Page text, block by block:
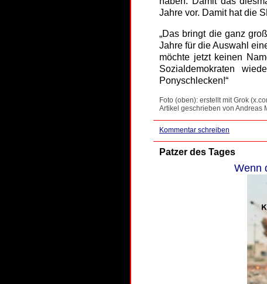
Jahre vor. Damit hat die
„Das bringt die ganz
Jahre für die Auswahl
möchte jetzt keinen
Sozialdemokraten
Ponyschlecken!“
Foto (oben): erstellt mit Grok
Artikel geschrieben von Andreas
Kommentar schreiben
Patzer des Tages
Wenn